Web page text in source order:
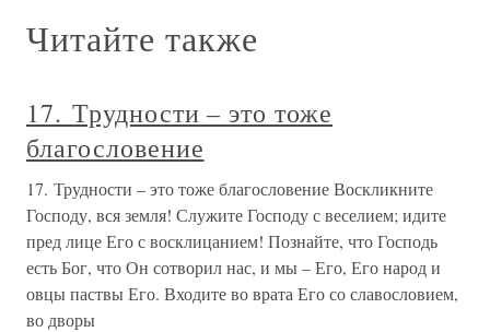
Читайте также
17. Трудности – это тоже
благословение
17. Трудности – это тоже благословение Воскликните
Господу, вся земля! Служите Господу с веселием; идите
пред лице Его с восклицанием! Познайте, что Господь
есть Бог, что Он сотворил нас, и мы – Его, Его народ и
овцы паствы Его. Входите во врата Его со славословием,
во дворы